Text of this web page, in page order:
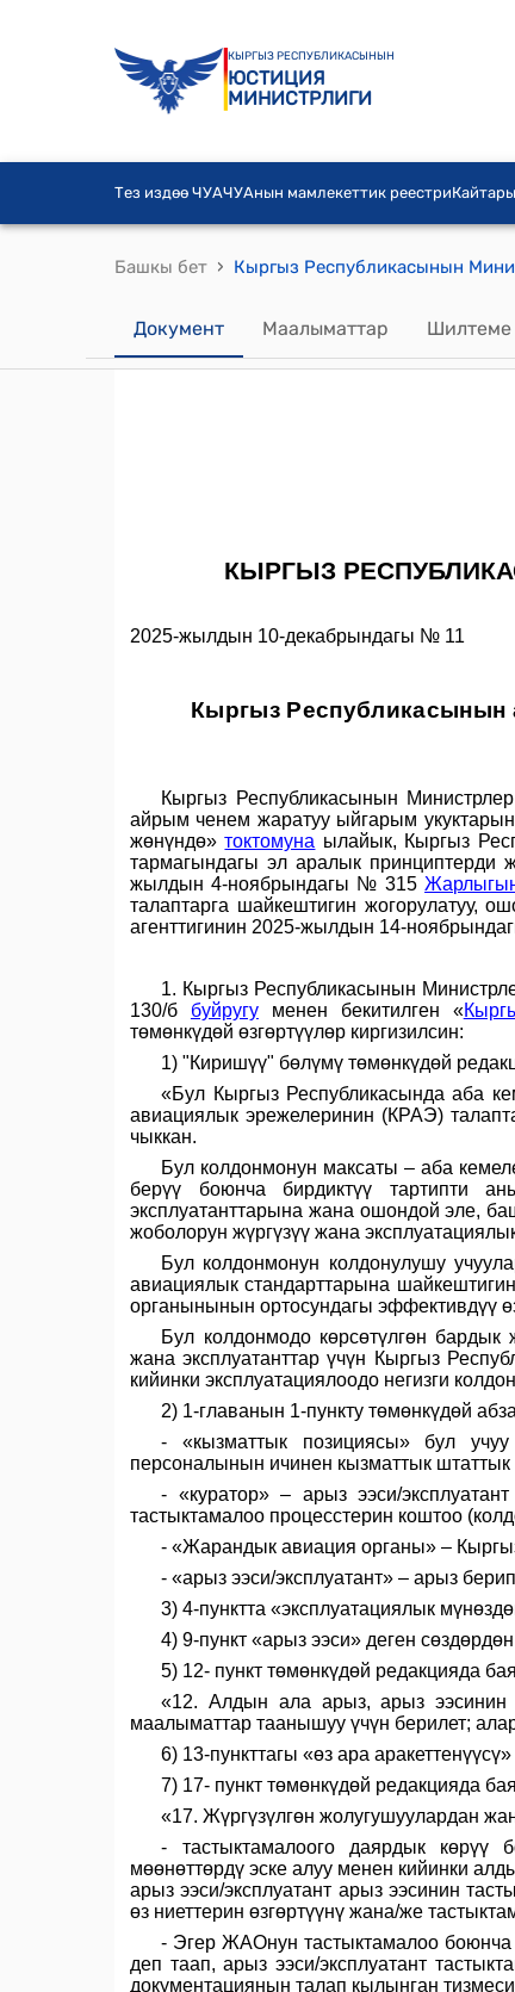
КЫРГЫЗ РЕСПУБЛИКАСЫНЫН
ЮСТИЦИЯ
МИНИСТРЛИГИ
Тез издөө ЧУАЧУАнын мамлекеттик реестри
Башкы бет ›
Документ Маалыматтар Шилтеме